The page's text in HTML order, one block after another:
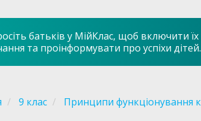
батьків у МійКлас, щоб включити
та проінформувати про успіхи дітей.
9 клас Принципи функціонування